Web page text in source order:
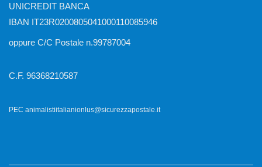
UNICREDIT BANCA
IBAN IT23R0200805041000110085946
oppure C/C Postale n.99787004
C.F. 96368210587
PEC animalistiitalianionlus@sicurezzapostale.it